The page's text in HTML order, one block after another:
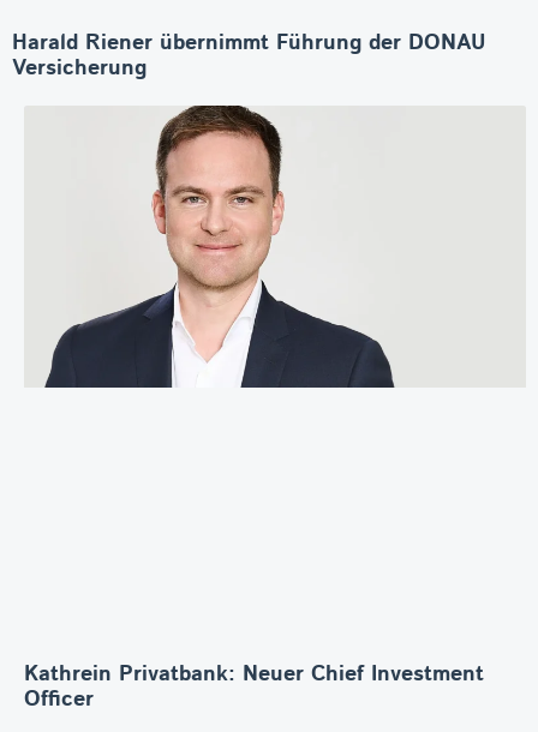
Harald Riener übernimmt Führung der DONAU
Versicherung
Kathrein Privatbank: Neuer Chief Investment
Officer